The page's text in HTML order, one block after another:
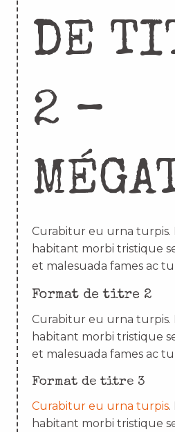
DE
2 –
Curabitur eu urna turpis.
habitant morbi tristique
et malesuada fames ac
Format de titre 2
Curabitur eu urna turpis.
habitant morbi tristique
et malesuada fames ac
Format de titre 3
Curabitur eu urna turpis.
habitant morbi tristique